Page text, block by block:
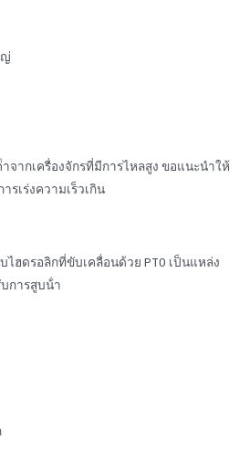
ญ่
จากเครื่องจักรที่มีการไหลสูง ขอแนะนําให้
รเร่งความเร็วเกิน
ฮดรอลิกที่ขับเคลื่อนด้วย PTO เป็นแหล่ง
การสูบน้ํา